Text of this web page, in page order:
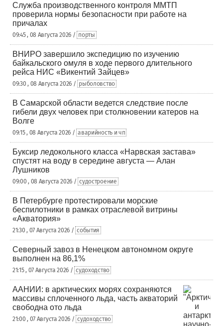
Служба производственного контроля ММТП
проверила нормы безопасности при работе на
причалах
09:45 , 08 Августа 2026 / порты
ВНИРО завершило экспедицию по изучению
байкальского омуля в ходе первого длительного
рейса НИС «Викентий Зайцев»
09:30 , 08 Августа 2026 / рыболовство
В Самарской области ведется следствие после
гибели двух человек при столкновении катеров на
Волге
09:15 , 08 Августа 2026 / аварийность и чп
Буксир ледокольного класса «Нарвская застава»
спустят на воду в середине августа — Алан
Лушников
09:00 , 08 Августа 2026 / судостроение
В Петербурге протестировали морские
беспилотники в рамках отраслевой витрины
«Акватория»
21:30 , 07 Августа 2026 / события
Северный завоз в Ненецком автономном округе
выполнен на 86,1%
21:15 , 07 Августа 2026 / судоходство
ААНИИ: в арктических морях сохраняются
массивы сплоченного льда, часть акваторий
свободна ото льда
21:00 , 07 Августа 2026 / судоходство